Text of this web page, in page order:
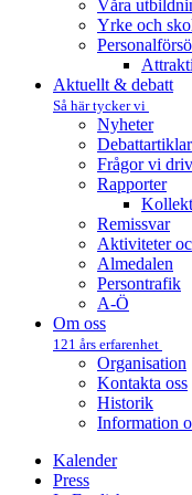
Våra
Yrke och
Aktuellt & debatt
Så här tycker vi
Nyheter
Debattartiklar
Frågor vi
Rapporter
Remissvar
Aktiviteter
Almedalen
Persontrafik
A-Ö
Om oss
121 års erfarenhet
Organisation
Kontakta oss
Historik
Information
Kalender
Press